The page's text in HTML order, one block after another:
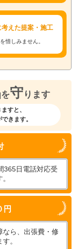
えた提案・施工
惜しみません。
を守 ります
すと、
きます。
365日電話対応受
円
なら、出張費・修
。